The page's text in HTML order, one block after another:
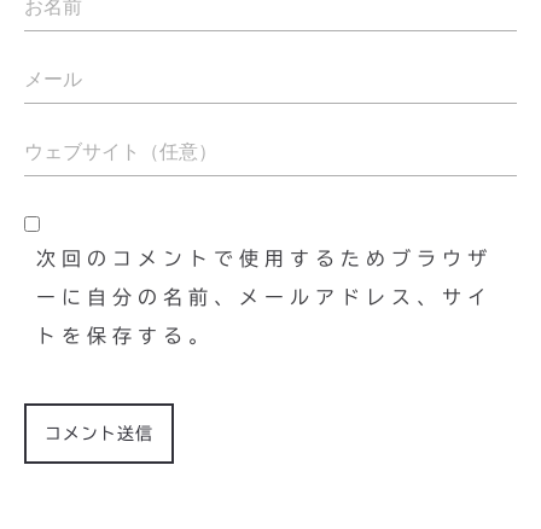
次回のコメントで使用するためブラウザ
ーに自分の名前、メールアドレス、サイ
トを保存する。